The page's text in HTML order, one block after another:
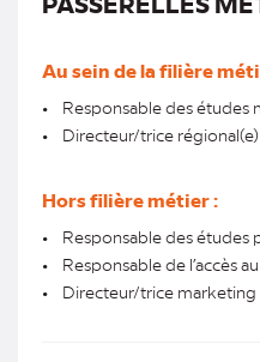
Au sein de la filière
• Responsable des études
• Directeur/trice régional(e)
Hors filière métier :
• Responsable des études
• Responsable de l’accès
• Directeur/trice marketing